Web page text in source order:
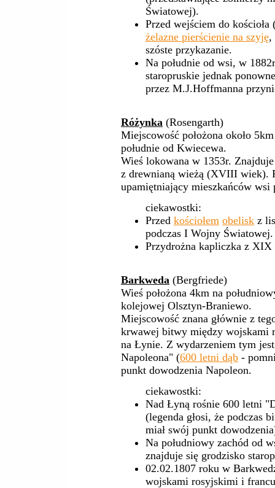
Światowej).
Przed wejściem do
żelazne pierścienie na szyję,
szóste przykazanie.
Na południe od wsi, w
staropruskie jednak
przez M.J.Hoffmanna
Różynka (Rosengarth)
Miejscowość położona około
południe od Kwiecewa.
Wieś lokowana w 1353r.
z drewnianą wieżą (XVIII wiek).
upamiętniający mieszkańców
ciekawostki:
Przed kościołem obelisk z
podczas I Wojny Światowej.
Przydrożna kapliczka z
Barkweda (Bergfriede)
Wieś położona 4km na
kolejowej Olsztyn-Braniewo.
Miejscowość znana głównie z
krwawej bitwy między wojskami
na Łynie. Z wydarzeniem tym
Napoleona" (600 letni dąb -
punkt dowodzenia Napoleon.
ciekawostki:
Nad Łyną rośnie 600 letni
(legenda głosi, że podczas
miał swój punkt
Na południowy zachód od
znajduje się grodzisko
02.02.1807 roku w
wojskami rosyjskimi i